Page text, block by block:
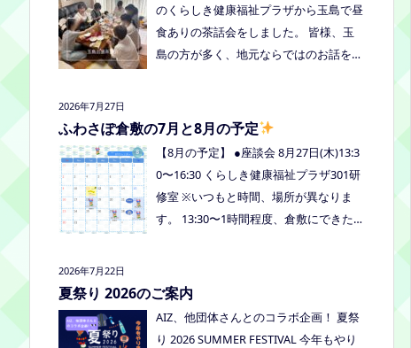
のくらしき健康福祉プラザから玉島で昼
食ありの茶話会をしました。 皆様、玉
島の方が多く、地元ならではのお話をし
7(木)13:30〜リアラボさんに来てもら
ある方はぜひお越しください
2026年7月27日
ふわさぽ倉敷の7月と8月の予定
【8月の予定】 ●座談会 8月27日(木)13:3
0〜16:30 くらしき健康福祉プラザ301研
修室 ※いつもと時間、場所が異なりま
す。 13:30〜1時間程度、倉敷にできた通
いてなど、聞いてみましょう！ 事前に
2026年7月22日
夏祭り 2026のご案内
AIZ、他団体さんとのコラボ企画！ 夏祭
り 2026 SUMMER FESTIVAL 今年もやり